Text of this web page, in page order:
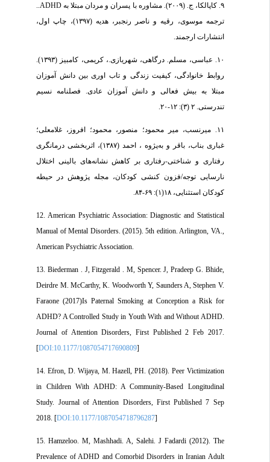
۹. کاپالکا، ج. (۲۰۰۹). مشاوره با پسران و مردان مبتلا به ADHD..
ترجمه موسوی، رقیه و ناصر رنجبر، هدیه (۱۳۹۷)، چاپ اول،
انتشارات ارجمند.
۱۰. عباسی، مسلم. درگاهی، شهریازی.، کریمی، کامبیز (۱۳۹۳).
روابط خانوادگی، کیفیت زندگی و تاب اوری بین دانش آموزان
مبتلا به بیش فعالی و دانش آموزان عادی. فصلنامه نسیم
تندرستی. ۲ (۳): ۱۲-۲۰.
۱۱. میر‌نسب، میر محمود؛ منصور، محمود؛ افروز، غلامعلی؛
غباری بناب، باقر و به‌پژوه ، احمد (۱۳۸۷)، اثربخشی درمانگری
رفتاری و شناختی-رفتاری بر کاهش نشانه‌های بالینی اختلال
نارسایی توجه/فزون کنشی کودکان، مجله پژوهش در حیطه
کودکان استثنایی، ۱۸(۱): ۶۹-۸۴.
12. American Psychiatric Association: Diagnostic and Statistical
Manual of Mental Disorders. (2015). 5th edition. Arlington, VA.,
American Psychiatric Association.
13. Biederman . J, Fitzgerald . M, Spencer. J, Pradeep G. Bhide,
Deirdre M. McCarthy, K. Woodworth Y, Saunders A, Stephen V.
Faraone (2017)Is Paternal Smoking at Conception a Risk for
ADHD? A Controlled Study in Youth With and Without ADHD.
Journal of Attention Disorders, First Published 2 Feb 2017.
[DOI:10.1177/1087054717690809
14. Efron, D. Wijaya, M. Hazell, PH. (2018). Peer Victimization
in Children With ADHD: A Community-Based Longitudinal
Study. Journal of Attention Disorders, First Published 7 Sep
2018. [DOI:10.1177/1087054718796287
15. Hamzeloo. M, Mashhadi. A, Salehi. J Fadardi (2012). The
Prevalence of ADHD and Comorbid Disorders in Iranian Adult